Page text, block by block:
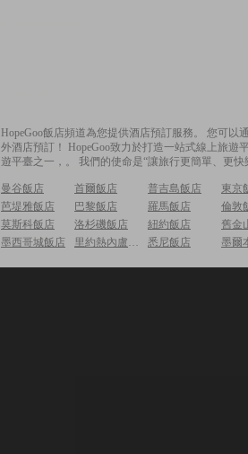
HopeGoo飯店頻道為您提供酒店預訂服務。 您可
外酒店預訂！ HopeGoo致力於打造一站式線上旅
遊平臺之一，。 我們的使命是“讓旅行更簡單、更
曼谷飯店 首爾飯店 普吉島飯店
東京
芭堤雅飯店
巴黎飯店 羅馬飯店
倫敦
莫斯科飯店
洛杉磯飯店 紐約飯店
舊金
墨西哥城飯店
里約熱內盧飯店 悉尼飯店 墨爾